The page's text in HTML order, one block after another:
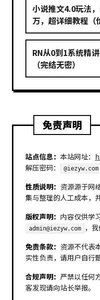
小说推文4.0玩法
万，超详细教程（
RN从0到1系统精
（完结无密）
免责声明
站点信息： 本站网址：
解压密码：
@iezyw.com
性质说明： 资源源于网
集与整理的人工成本，
版权声明： 内容仅供学
admin@iezyw.com
，
免责条款： 资源不代表
实性负责，请用户自行
合规声明： 严禁以任何
客发现请向站长举报。